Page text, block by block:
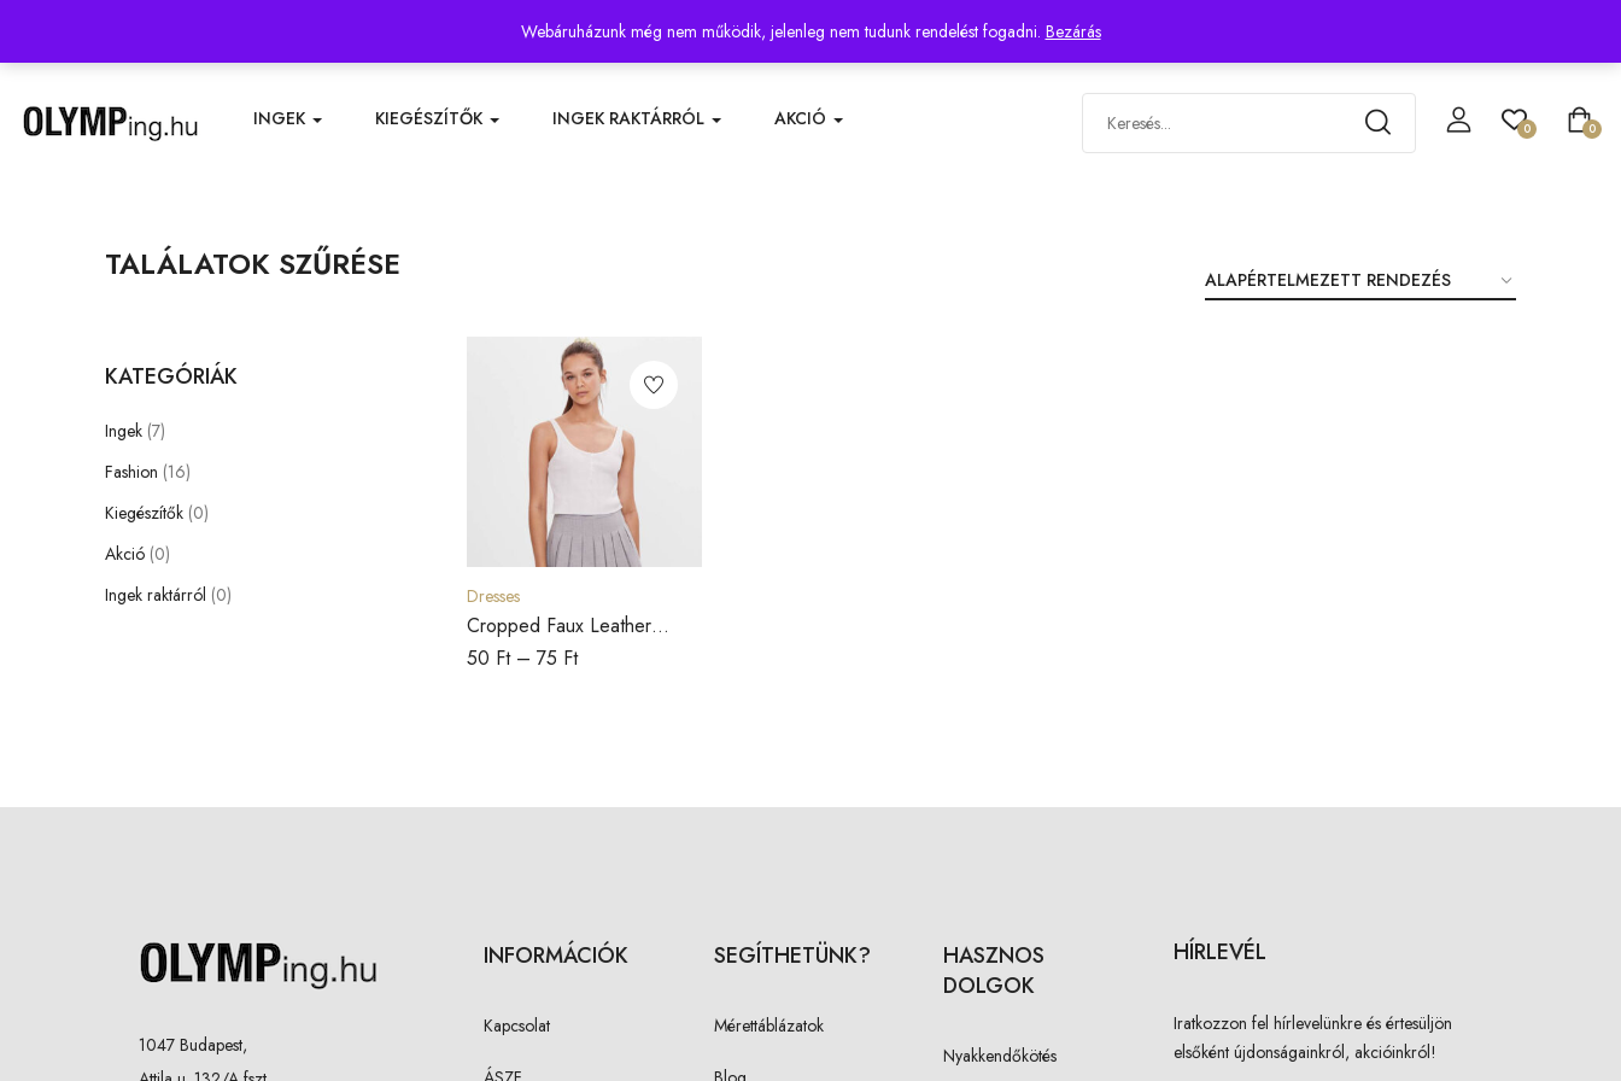
Webáruházunk még nem működik, jelenleg nem tudunk rendelést fogadni. Bezárás
Mérettáblázatok
INGEK KIEGÉSZÍTŐK INGEK RAKTÁRRÓL AKCIÓ 0
0
TALÁLATOK SZŰRÉSE
KATEGÓRIÁK
Ingek (7)
Fashion (16)
Kiegészítők (0)
Akció (0)
Ingek raktárról (0) Dresses
Cropped Faux Leather
Jacket
50 Ft– 75 Ft
1047 Budapest,
INFORMÁCIÓK
Kapcsolat
SEGÍTHETÜNK?
Mérettáblázatok
HASZNOS
DOLGOK
Nyakkendőkötés
HÍRLEVÉL
Iratkozzon fel hírlevelünkre és értesüljön
elsőként újdonságainkról, akcióinkról!